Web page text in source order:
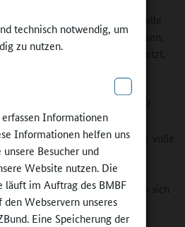
technisch notwendig, um
zu nutzen.
Informationen
Informationen helfen uns
Besucher und
Website nutzen. Die
läuft im Auftrag des BMBF
Webservern unseres
Eine Speicherung der
bin zuversichtlich, dass wir sie alle
Jahres alle diese Schulen wissen,
sich für ihre Interessen einsetzt,
für uns.
haben von Beginn an ihre volle
Reiter ist auch bei unserer
gewesen und hat den Tag
und der Bundesvorstand setzen sich
gemeinsam.